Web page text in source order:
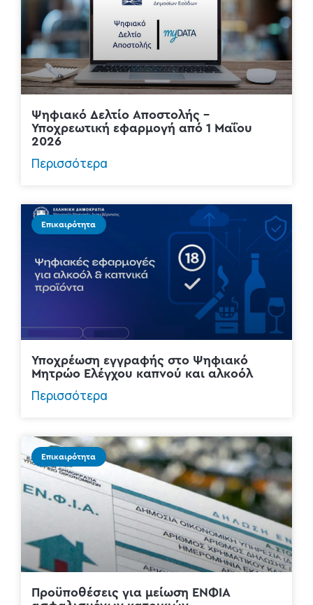
Ψηφιακό Δελτίο Αποστολής –
Υποχρεωτική εφαρμογή από 1 Μαΐου
2026
Περισσότερα
Επικαιρότητα
Υποχρέωση εγγραφής στο Ψηφιακό
Μητρώο Ελέγχου καπνού και αλκοόλ
Περισσότερα
Επικαιρότητα
Προϋποθέσεις για μείωση ΕΝΦΙΑ